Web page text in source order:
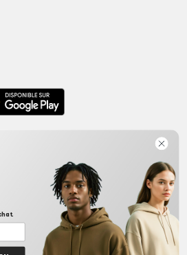
2500
Pour les retours, voir ici